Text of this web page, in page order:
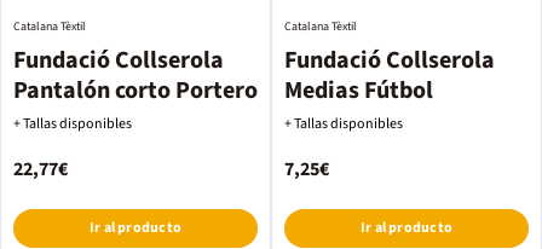
Fundació Collserola
Pantalón corto Portero
Catalana Tèxtil
+ Tallas disponibles
22,77€
Ir al producto
Fundació Collserola
Medias Fútbol
Catalana Tèxtil
+ Tallas disponibles
7,25€
Ir al producto